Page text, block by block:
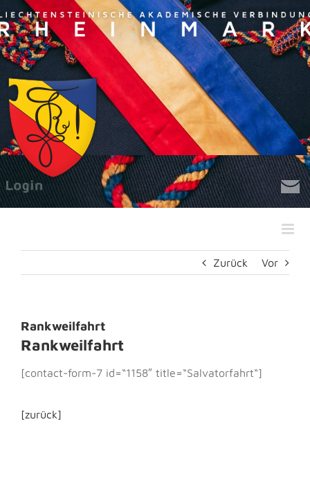
Inhalt
springen
Zurück Vor
Rankweilfahrt
Rankweilfahrt
[contact-form-7 id=“1158″ title=“Salvatorfahrt“]
[zurück]